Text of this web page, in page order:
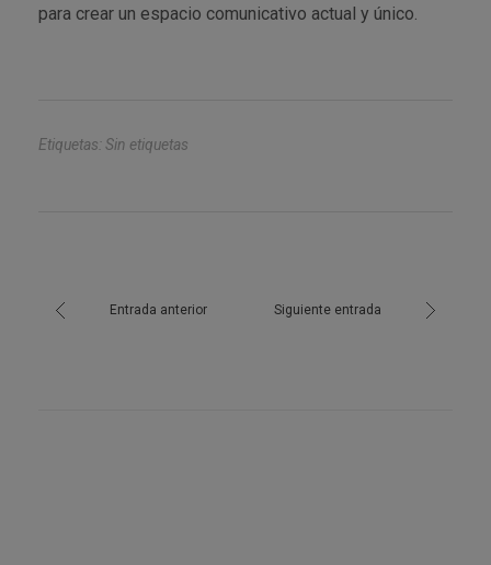
para crear un espacio comunicativo actual y único.
Etiquetas: Sin etiquetas
Entrada anterior Siguiente entrada